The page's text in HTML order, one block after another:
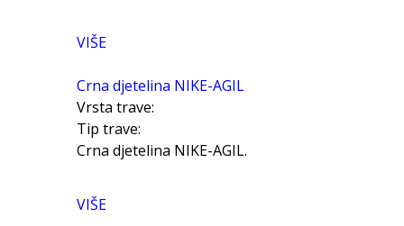
VIŠE
Crna djetelina NIKE-AGIL
Vrsta trave:
Tip trave:
Crna djetelina NIKE-AGIL.
VIŠE